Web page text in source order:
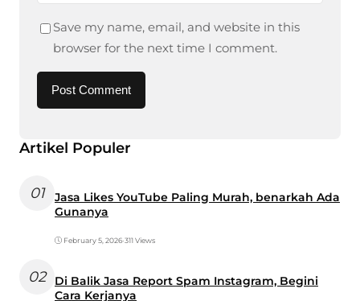
Save my name, email, and website in this
browser for the next time I comment.
Artikel Populer
01
Jasa Likes YouTube Paling Murah, benarkah Ada
Gunanya
February 5, 2026•311 Views
02
Di Balik Jasa Report Spam Instagram, Begini
Cara Kerjanya